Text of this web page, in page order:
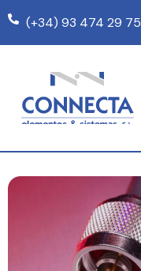
(+34) 93 474 29 75